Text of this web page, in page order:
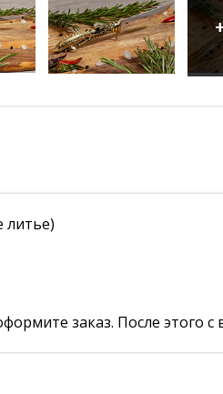
литье)
заказ. После этого